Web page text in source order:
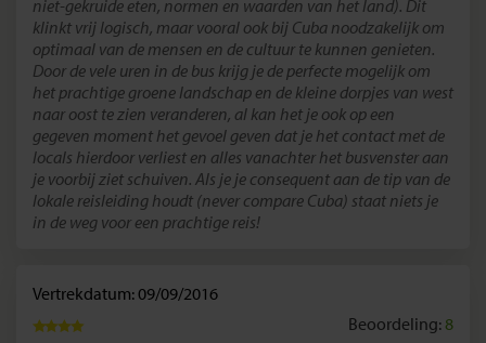
niet-gekruide eten, normen en waarden van het land). Dit
klinkt vrij logisch, maar vooral ook bij Cuba noodzakelijk om
optimaal van de mensen en de cultuur te kunnen genieten.
Door de vele uren in de bus krijg je de perfecte mogelijk om
het prachtige groene landschap en de kleine dorpjes van west
naar oost te zien veranderen, al kan het je ook op een
gegeven moment het gevoel geven dat je het contact met de
locals hierdoor verliest en alles vanachter het busvenster aan
je voorbij ziet schuiven. Als je je consequent aan de tip van de
lokale reisleiding houdt (never compare Cuba) staat niets je
in de weg voor een prachtige reis!
Vertrekdatum: 09/09/2016
Beoordeling: 8